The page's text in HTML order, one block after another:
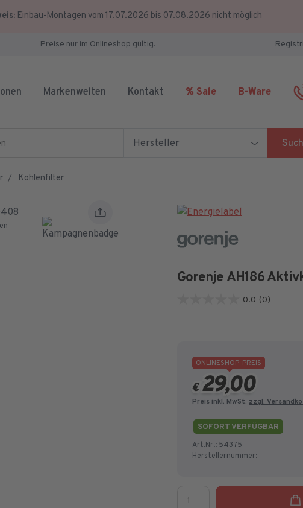
Einbau-Montagen vom 17.07.2026 bis 07.08.2026 nicht möglich
Preise nur im Onlineshop gültig.
Markenwelten Kontakt % Sale B-Ware
Hersteller
Kohlenfilter
Gorenje AH186
0.0 (0)
Sternen.
ONLINESHOP-PREIS
€ 29,00
Preis inkl. MwSt. zzgl.
SOFORT VERFÜGBAR
Art.Nr.: 54375
Herstellernummer: